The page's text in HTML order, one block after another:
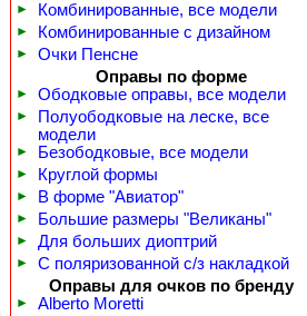
► Комбинированные, все модели
► Комбинированные с дизайном
►
Очки Пенсне
Оправы по форме
► Ободковые оправы, все модели
►
Полуободковые на леске, все
модели
► Безободковые, все модели
► Круглой формы
► В форме "Авиатор"
► Большие размеры "Великаны"
► Для больших диоптрий
►
С поляризованной с/з накладкой
Оправы для очков по бренду
► Alberto Moretti